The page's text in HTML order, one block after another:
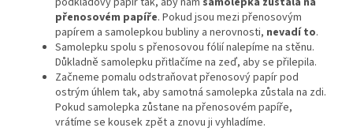
přenosovém papíře. Pokud jsou mezi přenosovým
papírem a samolepkou bubliny a nerovnosti, nevadí to.
Samolepku spolu s přenosovou fólií nalepíme na stěnu.
Důkladně samolepku přitlačíme na zeď, aby se přilepila.
Začneme pomalu odstraňovat přenosový papír pod
ostrým úhlem tak, aby samotná samolepka zůstala na zdi.
Pokud samolepka zůstane na přenosovém papíře,
vrátíme se kousek zpět a znovu ji vyhladíme.